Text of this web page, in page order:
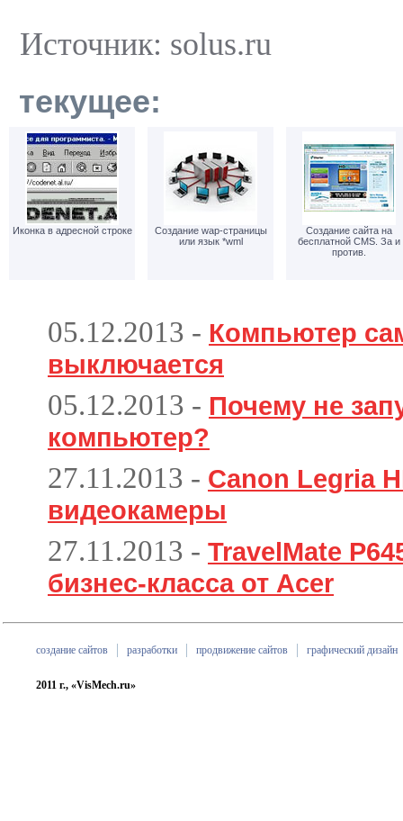
Источник: solus.ru
текущее:
Иконка в адресной строке
Создание wap-страницы
или язык *wml
Создание сайта на
бесплатной CMS. За и
против.
05.12.2013 - Компьютер
выключается
05.12.2013 - Почему не
компьютер?
27.11.2013 - Canon Legria
видеокамеры
27.11.2013 - TravelMate
бизнес-класса от Acer
создание сайтов разработки продвижение сайтов графический дизайн
2011 г., «VisMech.ru»